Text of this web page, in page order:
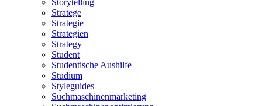
Stratege
Strategie
Strategien
Strategy
Student
Studentische Aushilfe
Studium
Styleguides
Suchmaschinenmarketing